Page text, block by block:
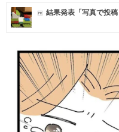
住まい
トレンド・イベント
結果発表「写真で投